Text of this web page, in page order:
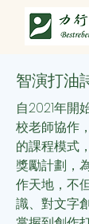
智演打油
自2021年開
校老師協作
的課程模式
獎勵計劃，
作天地，不
識、對文字